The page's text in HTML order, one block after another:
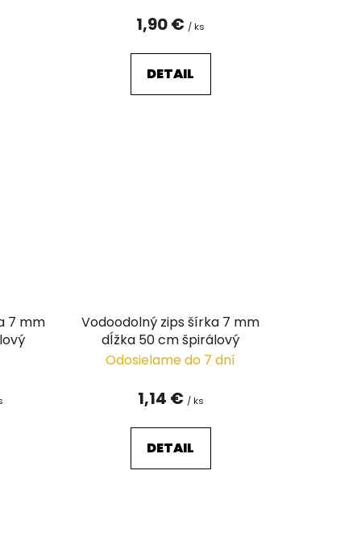
1,90 € / ks
DETAIL
7 mm
Vodoodolný zips šírka 7 mm
dĺžka 50 cm špirálový
Odosielame do 7 dní
1,14 € / ks
DETAIL